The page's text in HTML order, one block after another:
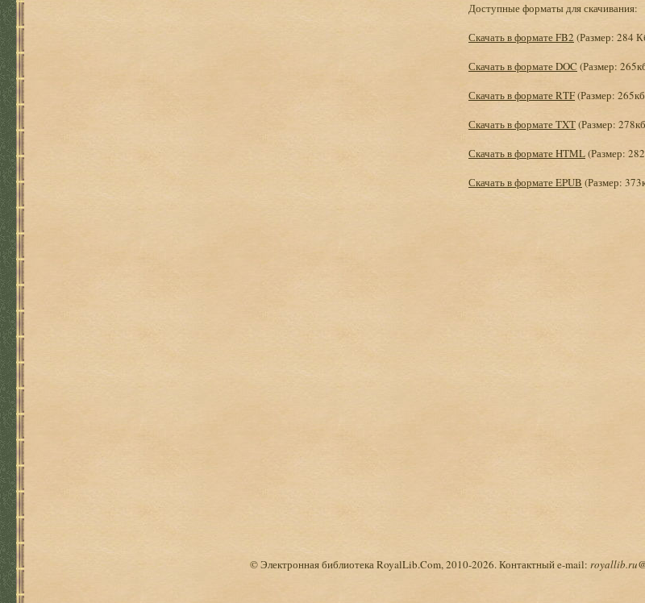
Доступные форматы для скачивания:
Скачать в формате FB2 (Размер: 284
Скачать в формате DOC (Размер:
Скачать в формате RTF(Размер:
Скачать в формате TXT(Размер:
Скачать в формате HTML(Размер:
Скачать в формате EPUB (Размер:
© Электронная библиотека RoyalLib.Com, 2010-2026. Контактный e-mail: